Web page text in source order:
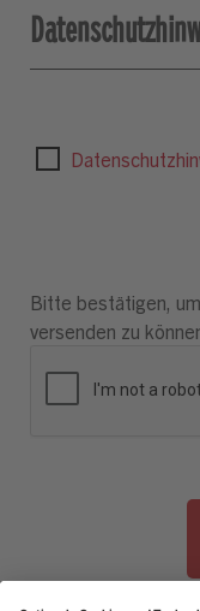
Bitte bestätigen,
versenden zu